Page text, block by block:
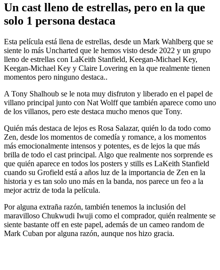
Un cast lleno de estrellas, pero en la que
solo 1 persona destaca
Esta película está llena de estrellas, desde un Mark Wahlberg que se
siente lo más Uncharted que le hemos visto desde 2022 y un grupo
lleno de estrellas con LaKeith Stanfield, Keegan-Michael Key,
Keegan-Michael Key y Claire Lovering en la que realmente tienen
momentos pero ninguno destaca..
A Tony Shalhoub se le nota muy disfruton y liberado en el papel de
villano principal junto con Nat Wolff que también aparece como uno
de los villanos, pero este destaca mucho menos que Tony.
Quién más destaca de lejos es Rosa Salazar, quién lo da todo como
Zen, desde los momentos de comedía y romance, a los momentos
más emocionalmente intensos y potentes, es de lejos la que más
brilla de todo el cast principal. Algo que realmente nos sorprende es
que quién aparece en todos los posters y stills es LaKeith Stanfield
cuando su Grofield está a años luz de la importancia de Zen en la
historia y es tan solo uno más en la banda, nos parece un feo a la
mejor actriz de toda la película.
Por alguna extraña razón, también tenemos la inclusión del
maravilloso Chukwudi Iwuji como el comprador, quién realmente se
siente bastante off en este papel, además de un cameo random de
Mark Cuban por alguna razón, aunque nos hizo gracia.